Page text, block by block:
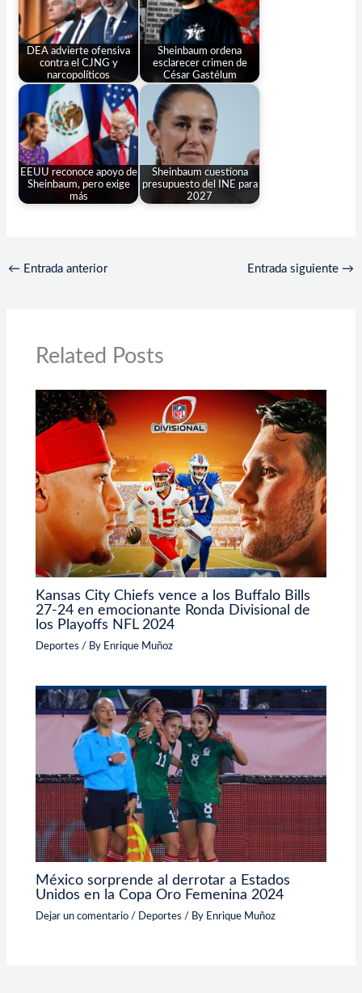
DEA advierte ofensiva
contra el CJNG y
narcopolíticos
Sheinbaum ordena
esclarecer crimen de
César Gastélum
EEUU reconoce apoyo de
Sheinbaum, pero exige
más
Sheinbaum cuestiona
presupuesto del INE para
2027
← Entrada anterior Entrada siguiente →
Related Posts
Kansas City Chiefs vence a los Buffalo Bills
27-24 en emocionante Ronda Divisional de
los Playoffs NFL 2024
Deportes / By Enrique Muñoz
México sorprende al derrotar a Estados
Unidos en la Copa Oro Femenina 2024
Dejar un comentario / Deportes / By Enrique Muñoz